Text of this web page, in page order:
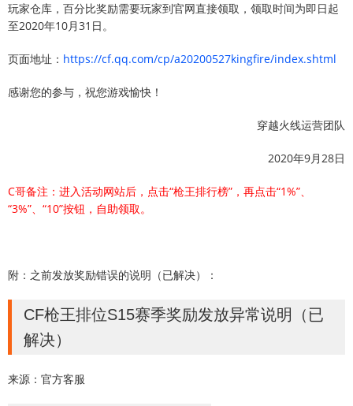
玩家仓库，百分比奖励需要玩家到官网直接领取，领取时间为即日起
至2020年10月31日。
页面地址： https://cf.qq.com/cp/a20200527kingfire/index.shtml
感谢您的参与，祝您游戏愉快！
穿越火线运营团队
2020年9月28日
C哥备注：进入活动网站后，点击“枪王排行榜”，再点击“1%”、
“3%”、“10”按钮，自助领取。
附：之前发放奖励错误的说明（已解决）：
CF枪王排位S15赛季奖励发放异常说明（已
解决）
来源：官方客服